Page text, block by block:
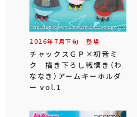
2026年 7 月下旬 登場
チャックスＧＰ×初音ミ
ク 描き下ろし戦慄き（わ
ななき）アームキーホルダ
ー vol.1